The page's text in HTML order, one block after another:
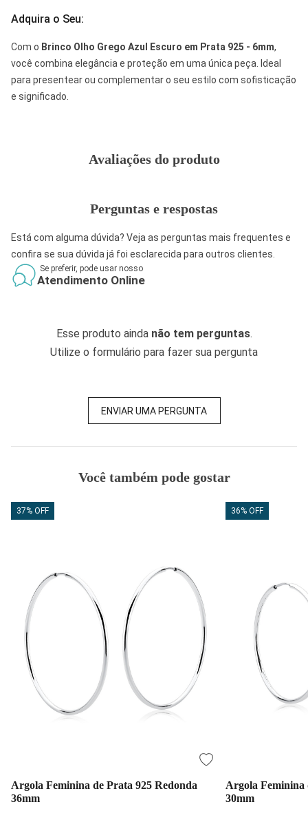
Adquira o Seu:
Com o Brinco Olho Grego Azul Escuro em Prata 925 - 6mm,
você combina elegância e proteção em uma única peça. Ideal
para presentear ou complementar o seu estilo com sofisticação
e significado.
Avaliações do produto
Perguntas e respostas
Está com alguma dúvida? Veja as perguntas mais frequentes e
confira se sua dúvida já foi esclarecida para outros clientes.
Se preferir, pode usar nosso
Atendimento Online
Esse produto ainda não tem perguntas.
Utilize o formulário para fazer sua pergunta
ENVIAR UMA PERGUNTA
Você também pode gostar
37% OFF
Argola Feminina de Prata 925 Redonda
36mm
36% OFF
Argola Feminina
30mm